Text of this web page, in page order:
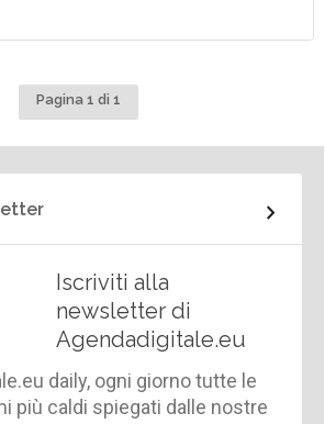
Pagina 1 di 1
Iscriviti alla
newsletter di
Agendadigitale.eu
daily, ogni giorno tutte le
più caldi spiegati dalle nostre